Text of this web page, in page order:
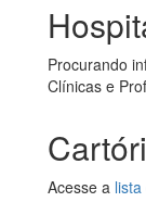
Procurando
Clínicas e
Acesse a